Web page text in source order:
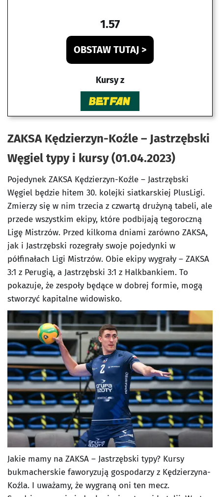
1.57
OBSTAW TUTAJ >
Kursy z
ZAKSA Kędzierzyn-Koźle – Jastrzębski
Węgiel typy i kursy (01.04.2023)
Pojedynek ZAKSA Kędzierzyn-Koźle – Jastrzębski
Węgiel będzie hitem 30. kolejki siatkarskiej PlusLigi.
Zmierzy się w nim trzecia z czwartą drużyną tabeli, ale
przede wszystkim ekipy, które podbijają tegoroczną
Ligę Mistrzów. Przed kilkoma dniami zarówno ZAKSA,
jak i Jastrzębski rozegrały swoje pojedynki w
półfinałach Ligi Mistrzów. Obie ekipy wygrały – ZAKSA
3:1 z Perugią, a Jastrzębski 3:1 z Halkbankiem. To
pokazuje, że zespoły będące w dobrej formie, mogą
stworzyć kapitalne widowisko.
Jakie mamy na ZAKSA – Jastrzębski typy? Kursy
bukmacherskie faworyzują gospodarzy z Kędzierzyna-
Koźla. I uważamy, że wygraną oni ten mecz.